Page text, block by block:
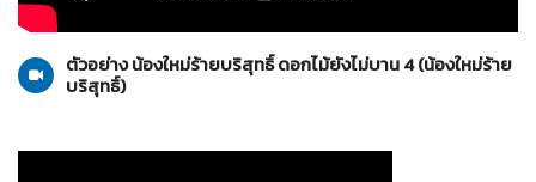
27-11-2553
ตัวอย่าง น้องใหม่ร้ายบริสุทธิ์ ดอกไม้ยังไม่บาน 4 (น้องใหม่ร้าย
บริสุทธิ์)